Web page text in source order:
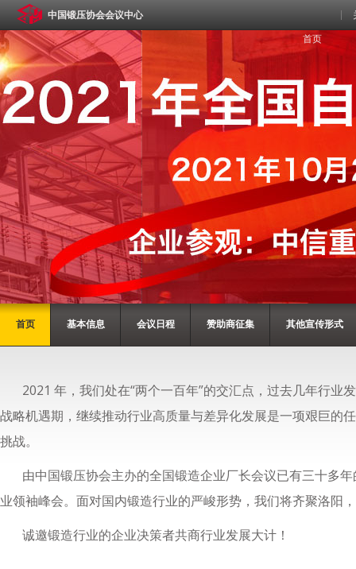
中国锻压协会会议中心
首页
首页 基本信息 会议日程 赞助商征集 其他宣传形式
2021 年，我们处在“两个一百年”的交汇点，过去几年行业
战略机遇期，继续推动行业高质量与差异化发展是一项艰巨的
挑战。
由中国锻压协会主办的全国锻造企业厂长会议已有三十多
业领袖峰会。面对国内锻造行业的严峻形势，我们将齐聚洛阳
诚邀锻造行业的企业决策者共商行业发展大计！